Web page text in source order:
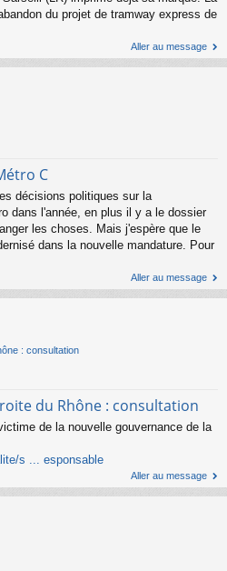
du projet de tramway express de
Aller au message
C
décisions politiques sur la
dans l'année, en plus il y a le dossier
les choses. Mais j'espère que le
dans la nouvelle mandature. Pour
Aller au message
: consultation
du Rhône : consultation
de la nouvelle gouvernance de la
s ... esponsable
Aller au message